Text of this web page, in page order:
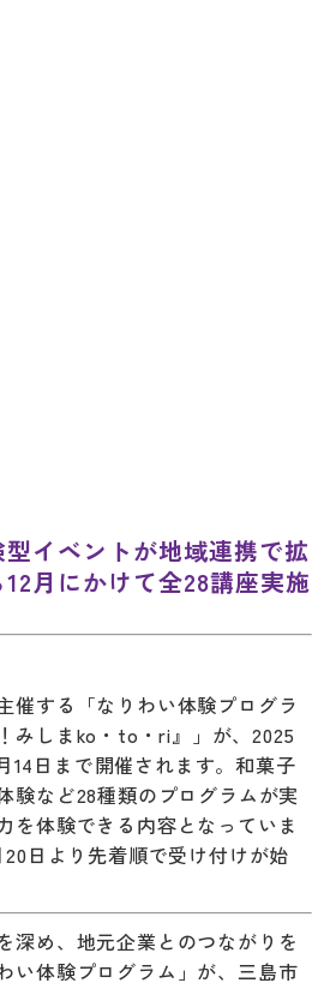
イベントが地域連携で拡
月にかけて全28講座実施
催する「なりわい体験プログラ
みしまko・to・ri』」が、2025
14日まで開催されます。和菓子
験など28種類のプログラムが実
を体験できる内容となっていま
日より先着順で受け付けが始
深め、地元企業とのつながりを
い体験プログラム」が、三島市